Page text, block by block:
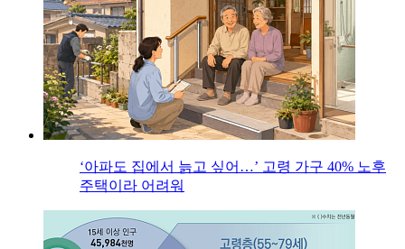
‘아파도 집에서 늙고 싶어…’ 고령 가구 40% 노후
주택이라 어려워